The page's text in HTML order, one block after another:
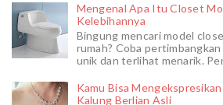
Mengenal Apa Itu Closet
Kelebihannya
Bingung mencari model
rumah? Coba
unik dan terlihat menarik.
Kamu Bisa
Kalung Berlian Asli